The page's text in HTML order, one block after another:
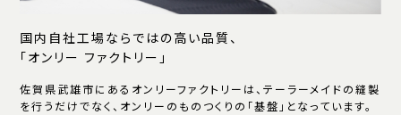
国内自社工場ならではの高い品質、
「オンリー ファクトリー」
佐賀県武雄市にあるオンリーファクトリーは、テーラーメイドの縫製
を行うだけでなく、オンリーのものつくりの「基盤」となっています。